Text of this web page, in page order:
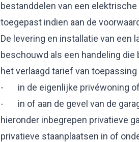
bestanddelen van een
toegepast indien aan de
De levering en installatie van
beschouwd als een handeling
het verlaagd tarief van
- in de eigenlijke privéwoning of
- in of aan de gevel van de
hieronder inbegrepen privatieve
privatieve staanplaatsen in of